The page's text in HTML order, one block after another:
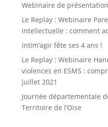
Webinaire de
Le Replay : Webinaire
intellectuelle : comment
Intim’agir fête ses 4 ans !
Le Replay : Webinaire
violences en ESMS :
juillet 2021
Journée départementale
Territoire de l’Oise